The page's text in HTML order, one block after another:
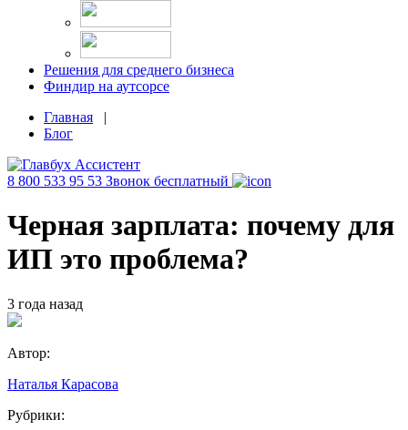
Решения для среднего бизнеса
Финдир на аутсорсе
Главная |
Блог
8 800 533 95 53 Звонок бесплатный
Черная зарплата: почему для
ИП это проблема?
3 года назад
Автор:
Наталья Карасова
Рубрики: